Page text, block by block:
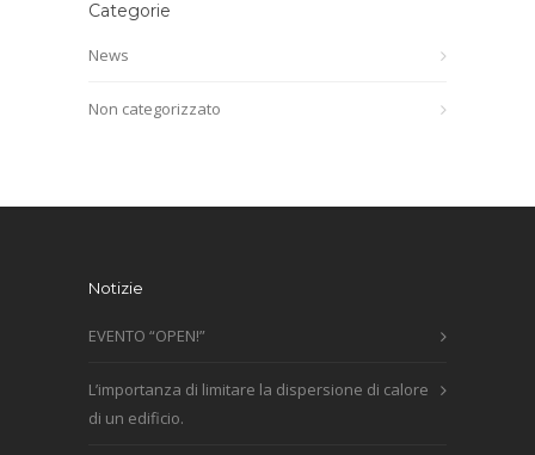
Categorie
News
Non categorizzato
Notizie
EVENTO “OPEN!”
L’importanza di limitare la dispersione di calore
di un edificio.